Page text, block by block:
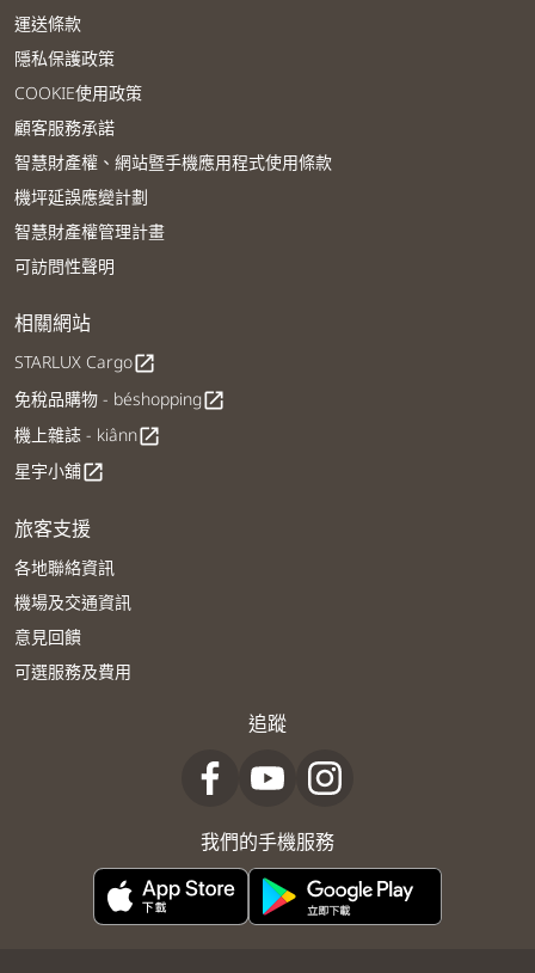
運送條款
隱私保護政策
COOKIE使用政策
顧客服務承諾
智慧財產權、網站暨手機應用程式使用條款
機坪延誤應變計劃
智慧財產權管理計畫
可訪問性聲明
相關網站
STARLUX Cargoopen_in_new
免稅品購物 - béshoppingopen_in_new
機上雜誌 - kiânnopen_in_new
星宇小舖open_in_new
旅客支援
各地聯絡資訊
機場及交通資訊
意見回饋
可選服務及費用
追蹤
我們的手機服務